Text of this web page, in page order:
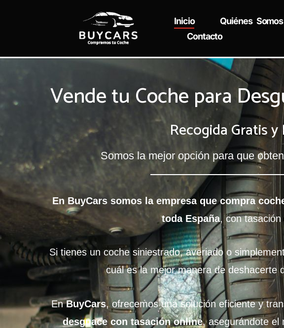
Inicio Quiénes Somos
Contacto
Vende tu Coche para
Recogida Gratis
Somos la mejor opción para que
En BuyCars somos la empresa que compra
toda España, con tasación
Si tienes un coche siniestrado, averiado o
cuál es la mejor manera de deshacerte
EnBuyCars, ofrecemos una solución eficiente y
desguace con tasación online, asegurándote el